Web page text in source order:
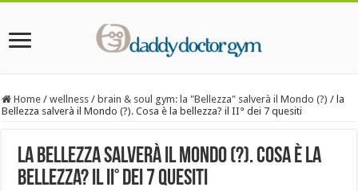
Home / wellness / brain & soul gym: la "Bellezza" salverà il Mondo (?) / la
Bellezza salverà il Mondo (?). Cosa è la bellezza? il II° dei 7 quesiti
la Bellezza salverà il Mondo (?). Cosa è la
bellezza? il II° dei 7 quesiti